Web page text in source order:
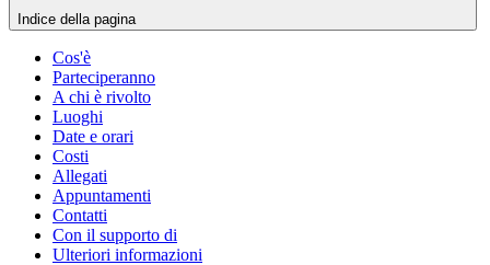
Indice della pagina
Cos'è
Parteciperanno
A chi è rivolto
Luoghi
Date e orari
Costi
Allegati
Appuntamenti
Contatti
Con il supporto di
Ulteriori informazioni